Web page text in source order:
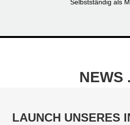
Selbstständig als
NEWS
LAUNCH UNSERES